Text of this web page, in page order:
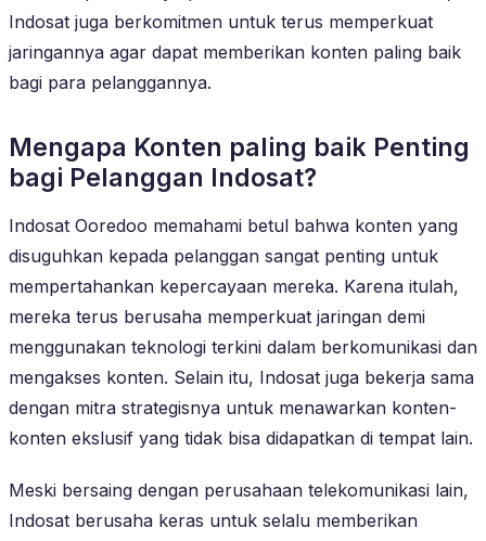
Indosat juga berkomitmen untuk terus memperkuat
jaringannya agar dapat memberikan konten paling baik
bagi para pelanggannya.
Mengapa Konten paling baik Penting
bagi Pelanggan Indosat?
Indosat Ooredoo memahami betul bahwa konten yang
disuguhkan kepada pelanggan sangat penting untuk
mempertahankan kepercayaan mereka. Karena itulah,
mereka terus berusaha memperkuat jaringan demi
menggunakan teknologi terkini dalam berkomunikasi dan
mengakses konten. Selain itu, Indosat juga bekerja sama
dengan mitra strategisnya untuk menawarkan konten-
konten ekslusif yang tidak bisa didapatkan di tempat lain.
Meski bersaing dengan perusahaan telekomunikasi lain,
Indosat berusaha keras untuk selalu memberikan